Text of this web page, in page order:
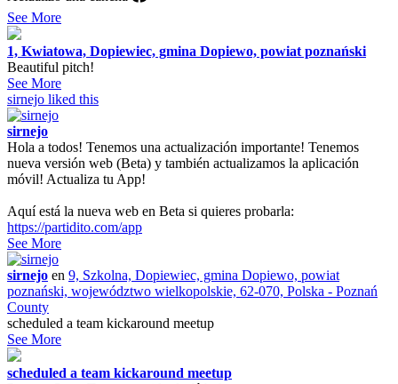
See More
1, Kwiatowa, Dopiewiec, gmina Dopiewo, powiat poznański
Beautiful pitch!
See More
sirnejo liked this
sirnejo
Hola a todos! Tenemos una actualización importante! Tenemos
nueva versión web (Beta) y también actualizamos la aplicación
móvil! Actualiza tu App!
Aquí está la nueva web en Beta si quieres probarla:
https://partidito.com/app
See More
sirnejo en 9, Szkolna, Dopiewiec, gmina Dopiewo, powiat
poznański, województwo wielkopolskie, 62-070, Polska - Poznań
County
scheduled a team kickaround meetup
See More
scheduled a team kickaround meetup